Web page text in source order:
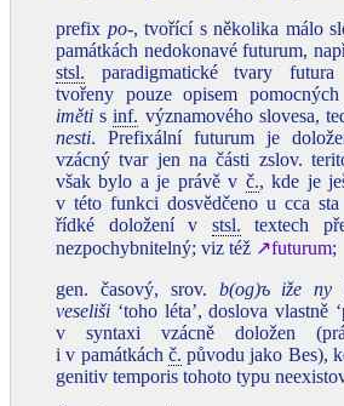
prefix po‑, tvořící s několika málo
památkách nedokonavé futurum,
stsl. paradigmatické tvary
tvořeny pouze opisem
iměti sinf. významového slovesa,
nesti. Prefixální futurum je
vzácný tvar jen na části zslov.
však bylo a je právě v č., kde je
v této funkci dosvědčeno u cca
řídké doložení v stsl. textech
nezpochybnitelný; viz též ↗futurum;
gen. časový, srov. b(og)ъ iže ny
veseliši ‘toho léta’, doslova vlastně
v syntaxi vzácně doložen
i v památkách č. původu jako Bes),
genitiv temporis tohoto typu